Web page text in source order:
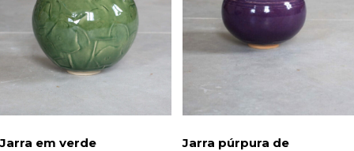
Jarra em verde
Jarra púrpura de